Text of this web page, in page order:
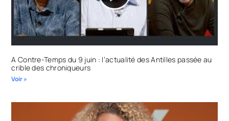
A Contre-Temps du 9 juin : l’actualité des Antilles passée au
crible des chroniqueurs
Voir »